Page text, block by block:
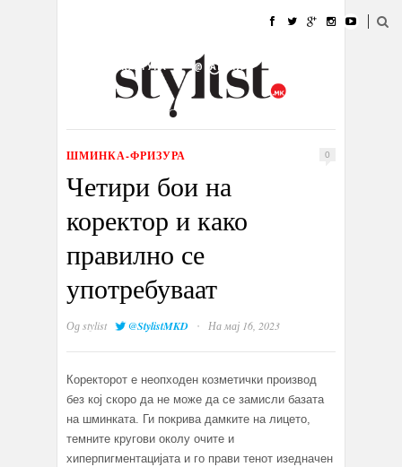
УБАВИНА
КУЛТУРА @РАБОТА
ИЗЛОГ
ШМИНКА-ФРИЗУРА 0
Четири бои на
коректор и како
правилно се
употребуваат
Одstylist @StylistMKD · На мај 16, 2023
Коректорот е неопходен козметички производ
без кој скоро да не може да се замисли базата
на шминката. Ги покрива дамките на лицето,
темните кругови околу очите и
хиперпигментацијата и го прави тенот изедначен